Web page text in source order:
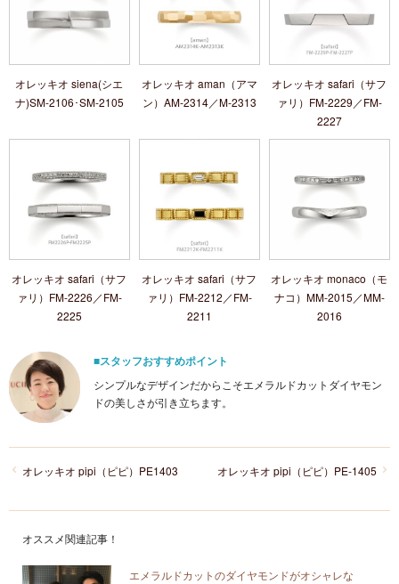
オレッキオ siena(シエ
ナ)SM-2106･SM-2105
オレッキオ aman（アマ
ン）AM‐2314／M‐2313
オレッキオ safari（サフ
ァリ）FM‐2229／FM‐
2227
オレッキオ safari（サフ
ァリ）FM‐2226／FM‐
2225
オレッキオ safari（サフ
ァリ）FM‐2212／FM‐
2211
オレッキオ monaco（モ
ナコ）MM‐2015／MM-
2016
■スタッフおすすめポイント
シンプルなデザインだからこそエメラルドカットダイヤモン
ドの美しさが引き立ちます。
オレッキオ pipi（ピピ）PE‐1405
オレッキオ pipi（ピピ）PE1403
オススメ関連記事！
エメラルドカットのダイヤモンドがオシャレな